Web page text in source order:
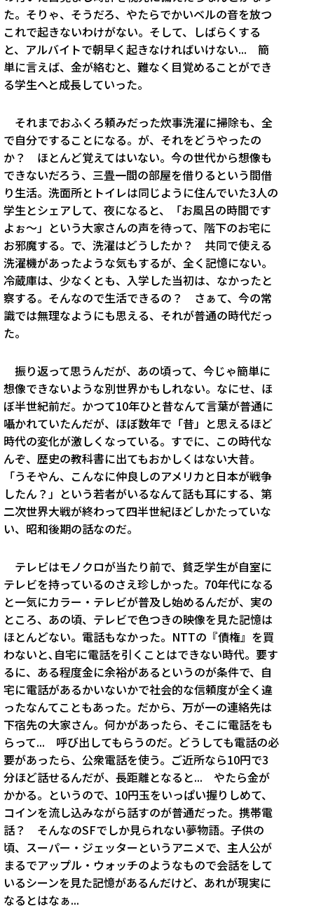
た。そりゃ、そうだろ、やたらでかいベルの音を放つ
これで起きないわけがない。そして、しばらくする
と、アルバイトで朝早く起きなければいけない... 簡
単に言えば、金が絡むと、難なく目覚めることができ
る学生へと成長していった。
それまでおふくろ頼みだった炊事洗濯に掃除も、全
で自分ですることになる。が、それをどうやったの
か？ ほとんど覚えてはいない。今の世代から想像も
できないだろう、三畳一間の部屋を借りるという間借
り生活。洗面所とトイレは同じように住んでいた3人の
学生とシェアして、夜になると、「お風呂の時間です
よぉ〜」という大家さんの声を待って、階下のお宅に
お邪魔する。で、洗濯はどうしたか？ 共同で使える
洗濯機があったような気もするが、全く記憶にない。
冷蔵庫は、少なくとも、入学した当初は、なかったと
察する。そんなので生活できるの？ さぁて、今の常
識では無理なようにも思える、それが普通の時代だっ
た。
振り返って思うんだが、あの頃って、今じゃ簡単に
想像できないような別世界かもしれない。なにせ、ほ
ぼ半世紀前だ。かつて10年ひと昔なんて言葉が普通に
囁かれていたんだが、ほぼ数年で「昔」と思えるほど
時代の変化が激しくなっている。すでに、この時代な
んぞ、歴史の教科書に出てもおかしくはない大昔。
「うそやん、こんなに仲良しのアメリカと日本が戦争
したん？」という若者がいるなんて話も耳にする、第
二次世界大戦が終わって四半世紀ほどしかたっていな
い、昭和後期の話なのだ。
テレビはモノクロが当たり前で、貧乏学生が自室に
テレビを持っているのさえ珍しかった。70年代になる
と一気にカラー・テレビが普及し始めるんだが、実の
ところ、あの頃、テレビで色つきの映像を見た記憶は
ほとんどない。電話もなかった。NTTの『債権』を買
わないと､自宅に電話を引くことはできない時代。要す
るに、ある程度金に余裕があるというのが条件で、自
宅に電話があるかいないかで社会的な信頼度が全く違
ったなんてこともあった。だから、万が一の連絡先は
下宿先の大家さん。何かがあったら、そこに電話をも
らって... 呼び出してもらうのだ。どうしても電話の必
要があったら、公衆電話を使う。ご近所なら10円で3
分ほど話せるんだが、長距離となると... やたら金が
かかる。というので、10円玉をいっぱい握りしめて、
コインを流し込みながら話すのが普通だった。携帯電
話？ そんなのSFでしか見られない夢物語。子供の
頃、スーパー・ジェッターというアニメで、主人公が
まるでアップル・ウォッチのようなもので会話をして
いるシーンを見た記憶があるんだけど、あれが現実に
なるとはなぁ...